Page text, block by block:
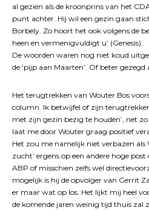
al gezien als de kroonprins van het
punt achter. Hij wil een gezin gaan
Borbely. Zo hoort het ook volgens de
heen en vermenigvuldigt u’ (Genesis).
De woorden waren nog niet koud
de ‘pijp aan Maarten’. Of beter gezegd
Het terugtrekken van Wouter Bos
column. Ik betwijfel of zijn
met zijn gezin bezig te houden’, net
laat me door Wouter graag positief
Het zou me namelijk niet verbazen als
zucht’ ergens op een andere hoge
ABP of misschien zelfs wel
mogelijk is hij de opvolger van Gerrit
er maar wat op los. Het lijkt mij heel
de komende jaren weinig tijd thuis zal